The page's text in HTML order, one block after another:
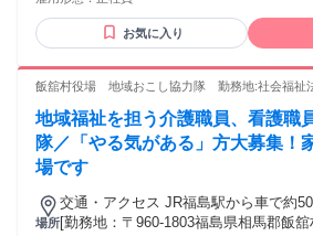
お気に入り
飯舘村役場 地域おこし協力隊 勤務地:社会福祉
地域福祉を担う介護職員、看護職
隊／「やる気がある」方大募集！
場です
場所
交通・アクセス JR福島駅から車で約
[勤務地：〒960-1803福島県相馬郡飯舘